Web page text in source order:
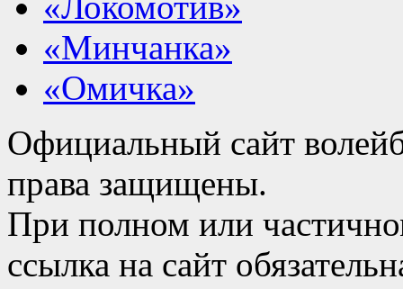
«Минчанка»
«Омичка»
Официальный сайт
права защищены.
При полном или
ссылка на сайт